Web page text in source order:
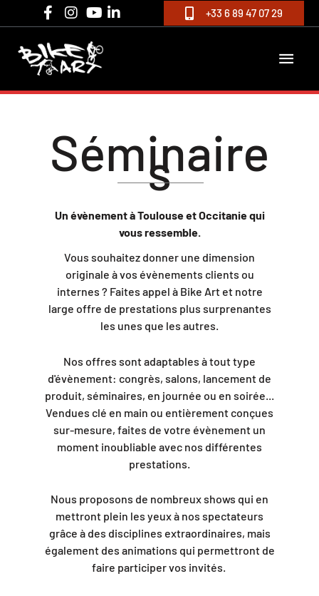
au
contenu
+33 6 89 47 07 29
Séminaire
s
Un évènement à Toulouse et Occitanie qui
vous ressemble.
Vous souhaitez donner une dimension
originale à vos évènements clients ou
internes ? Faites appel à Bike Art et notre
large offre de prestations plus surprenantes
les unes que les autres.
Nos offres sont adaptables à tout type
d'évènement: congrès, salons, lancement de
produit, séminaires, en journée ou en soirée...
Vendues clé en main ou entièrement conçues
sur-mesure, faites de votre évènement un
moment inoubliable avec nos différentes
prestations.
Nous proposons de nombreux shows qui en
mettront plein les yeux à nos spectateurs
grâce à des disciplines extraordinaires, mais
également des animations qui permettront de
faire participer vos invités.